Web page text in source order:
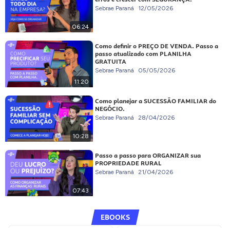
06:24
Sebrae Paraná 12/05/2026
11:20
Como definir o PREÇO DE VENDA. Passo a
passo atualizado com PLANILHA
GRATUITA
Sebrae Paraná 05/05/2026
10:28
Como planejar a SUCESSÃO FAMILIAR do
NEGÓCIO.
Sebrae Paraná 28/04/2026
07:43
Passo a passo para ORGANIZAR sua
PROPRIEDADE RURAL
Sebrae Paraná 21/04/2026
EBOOKS